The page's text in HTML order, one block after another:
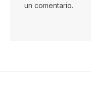
un comentario.